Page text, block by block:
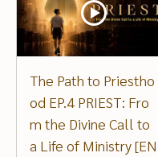
The Path to Priestho
od EP.4 PRIEST: Fro
m the Divine Call to
a Life of Ministry [EN